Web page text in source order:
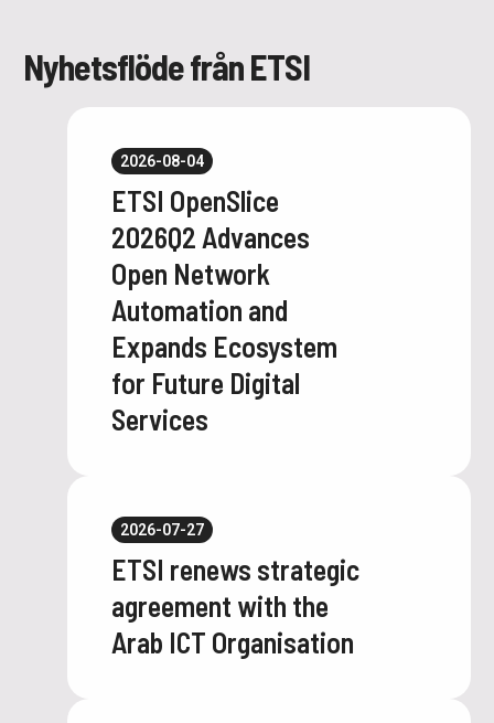
Nyhetsflöde från ETSI
ETSI OpenSlice
2026Q2 Advances
Open Network
Automation and
Expands Ecosystem
for Future Digital
Services
2026-08-04
ETSI renews strategic
agreement with the
Arab ICT Organisation
2026-07-27